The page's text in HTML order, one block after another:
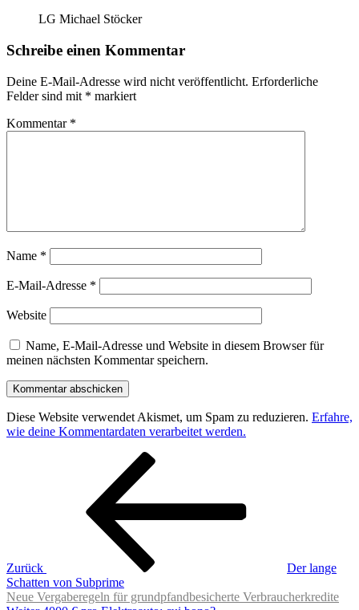
LG Michael Stöcker
Schreibe einen Kommentar
Deine E-Mail-Adresse wird nicht veröffentlicht. Erforderliche
Felder sind mit * markiert
Kommentar *
Name *
E-Mail-Adresse *
Website
Name, E-Mail-Adresse und Website in diesem Browser für
meinen nächsten Kommentar speichern.
Diese Website verwendet Akismet, um Spam zu reduzieren. Erfahre,
wie deine Kommentardaten verarbeitet werden.
Beitragsnavigation
Zurück
Der lange
Schatten von Subprime
Neue Vergaberegeln für grundpfandbesicherte Verbraucherkredite